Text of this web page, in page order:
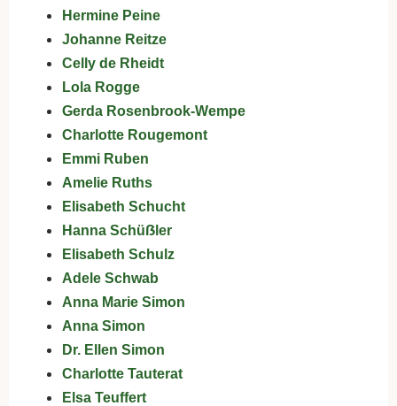
Hermine Peine
Johanne Reitze
Celly de Rheidt
Lola Rogge
Gerda Rosenbrook-Wempe
Charlotte Rougemont
Emmi Ruben
Amelie Ruths
Elisabeth Schucht
Hanna Schüẞler
Elisabeth Schulz
Adele Schwab
Anna Marie Simon
Anna Simon
Dr. Ellen Simon
Charlotte Tauterat
Elsa Teuffert